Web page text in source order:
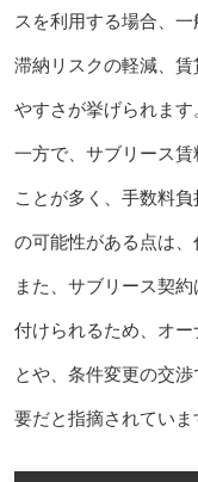
スを利用する場合、
滞納リスクの軽減、
やすさが挙げられます
一方で、サブリース
ことが多く、手数料
の可能性がある点は、
また、サブリース契
付けられるため、オ
とや、条件変更の交
要だと指摘されていま